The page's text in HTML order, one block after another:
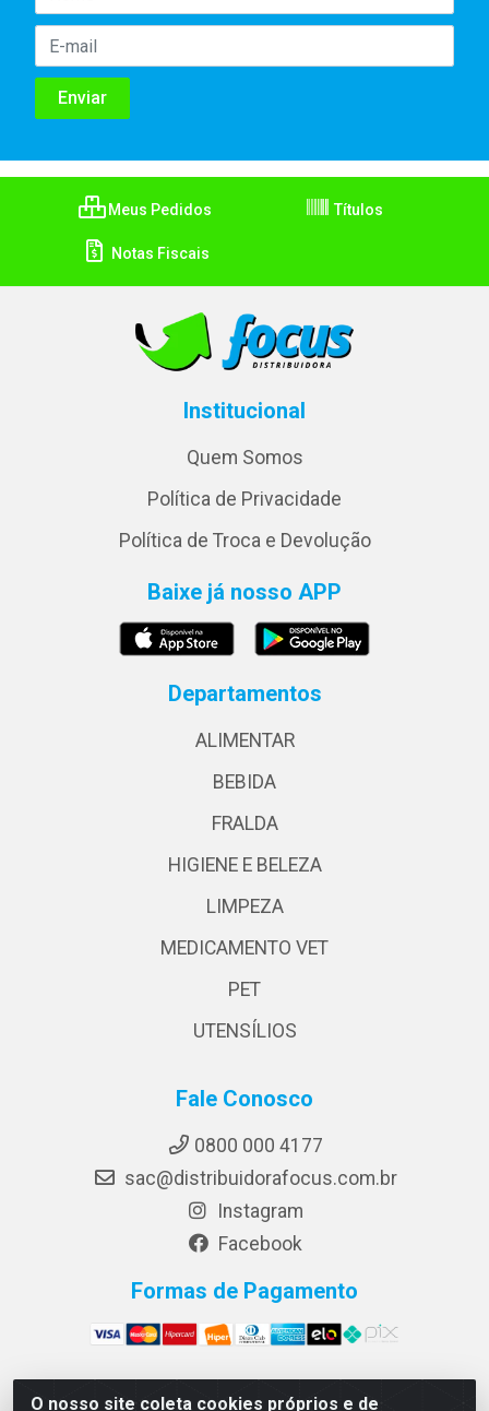
O nosso site coleta cookies próprios e de
Meus Pedidos Títulos
Notas Fiscais
Institucional
Quem Somos
Política de Privacidade
Política de Troca e Devolução
Baixe já nosso APP
Departamentos
ALIMENTAR
BEBIDA
FRALDA
HIGIENE E BELEZA
LIMPEZA
MEDICAMENTO VET
PET
UTENSÍLIOS
Fale Conosco
0800 000 4177
sac@distribuidorafocus.com.br
Instagram
Facebook
Formas de Pagamento